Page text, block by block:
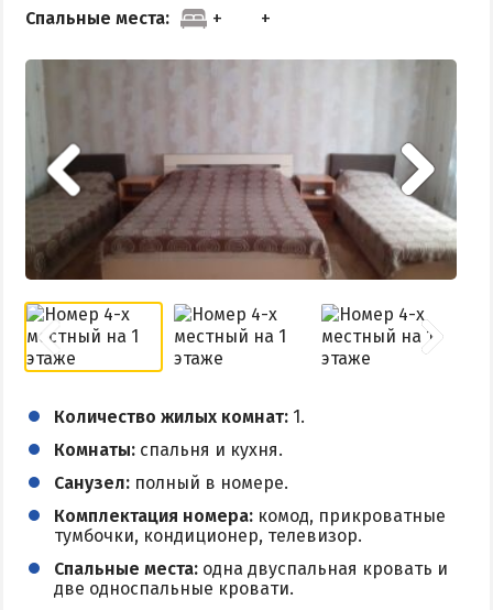
ПРИМОРСКИЙ ПОСАД
Отели Приморского Посада
КУРОРТЫ БЕЛОСАРАЙСКОГО ЗАЛИВА
Азовская Ялта
Бабах-Тарама
Белосарайская коса
Мелекино
Урзуф
Юрьевка
АЗОВСКОЕ МОРЕ
Все отели и базы отдыха на Азовском море
Цены 2026 по Азовскому морю в целом
Виндсерфинг на Азовском море
Отдых на Азовском море с детьми
Поездки на море — лайфхаки
Спальные места:
Количество жилых комнат: 1.
Комнаты: спальня и кухня.
Санузел: полный в номере.
Комплектация номера: комод, прикроватные
тумбочки, кондиционер, телевизор.
Спальные места: одна двуспальная кровать и
две односпальные кровати.